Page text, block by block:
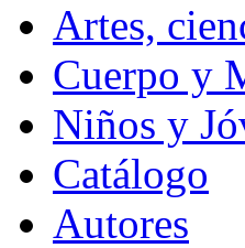
Artes,
Cuerpo y
Niños y
Catálogo
Autores